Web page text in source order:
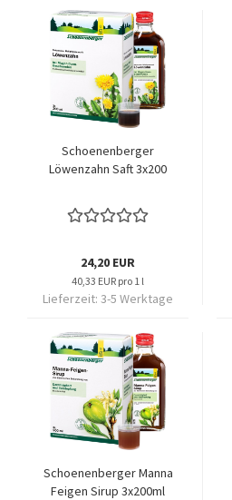
Schoenenberger
Löwenzahn Saft 3x200
24,20 EUR
40,33 EUR pro 1 l
Lieferzeit: 3-5 Werktage
Schoenenberger Manna
Feigen Sirup 3x200ml